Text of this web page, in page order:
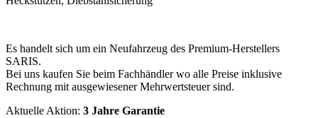
Es handelt sich um ein Neufahrzeug des Premium-Herstellers
SARIS.
Bei uns kaufen Sie beim Fachhändler wo alle Preise inklusive
Rechnung mit ausgewiesener Mehrwertsteuer sind.
Aktuelle Aktion: 3 Jahre Garantie